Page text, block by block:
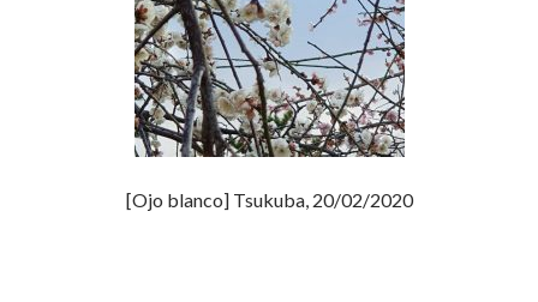
[Ojo blanco] Tsukuba, 20/02/2020